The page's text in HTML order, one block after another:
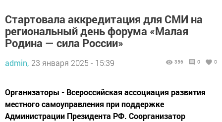
Стартовала аккредитация для СМИ на
региональный день форума «Малая
Родина — сила России»
admin, 23 января 2025 - 15:39 356 0 0
Организаторы - Всероссийская ассоциация развития
местного самоуправления при поддержке
Администрации Президента РФ. Соорганизатор